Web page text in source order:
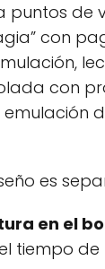
puntos de
con
con
emulación
es
en el
tiempo